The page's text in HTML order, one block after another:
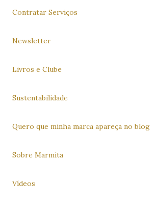
Contratar Serviços
Newsletter
Livros e Clube
Sustentabilidade
Quero que minha marca apareça no blog
Sobre Marmita
Vídeos